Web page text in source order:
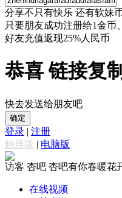
分享不只有快乐 还有软妹
只要朋友成功注册给1金币
好友充值返现25%人民币
恭喜 链接复
快去发送给朋友吧
确定
登录 | 注册
触屏版 | 电脑版
访客 杏吧 杏吧有你春暖花
在线视频